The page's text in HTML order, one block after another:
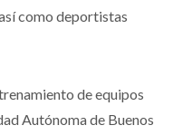
como deportistas
de equipos
Autónoma de Buenos